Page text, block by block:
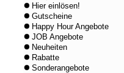
Hier einlösen!
Gutscheine
Happy Hour Angebote
JOB Angebote
Neuheiten
Rabatte
Sonderangebote